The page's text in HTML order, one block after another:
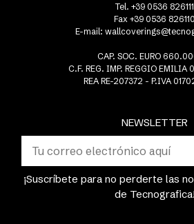
NEWSLETTER
¡Suscríbete para no perderte las
de Tecnografica!
Tel. +39 0536 826111
Fax +39 0536 826110
E-mail:
CAP. SOC. EURO
C.F. REG. IMP. REGGIO EMILIA
REA RE-207372 - P.IVA